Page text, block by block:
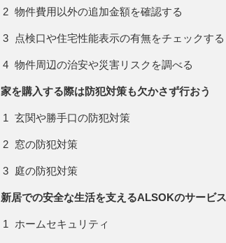
物件費用以外の追加金額を確認する
点検口や住宅性能表示の有無をチェックする
物件周辺の治安や災害リスクを調べる
家を購入する際は防犯対策も欠かさず行おう
玄関や勝手口の防犯対策
窓の防犯対策
庭の防犯対策
新居での安全な生活を支えるALSOKのサービス
ホームセキュリティ